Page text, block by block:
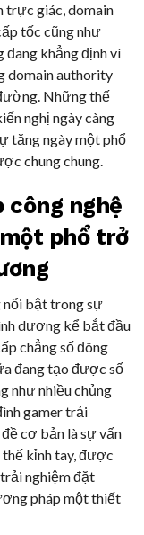
trực giác, domain
tốc cũng như
đang khẳng định vì
domain authority
Những thế
nghị ngày càng
tăng ngày một phổ
chung chung.
công nghệ
phổ trở
nổi bật trong sự
dương kể bắt đầu
chẳng số đông
đang tạo được số
như nhiều chủng
gamer trải
cơ bản là sự vấn
thế kỉnh tay, được
nghiệm đặt
pháp một thiết